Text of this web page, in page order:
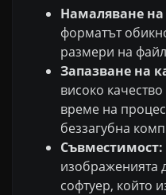
Намаляване
форматът
размери на
Запазване на
високо
време на
беззагубна
Съвместимост:
изображенията
софтуер, който